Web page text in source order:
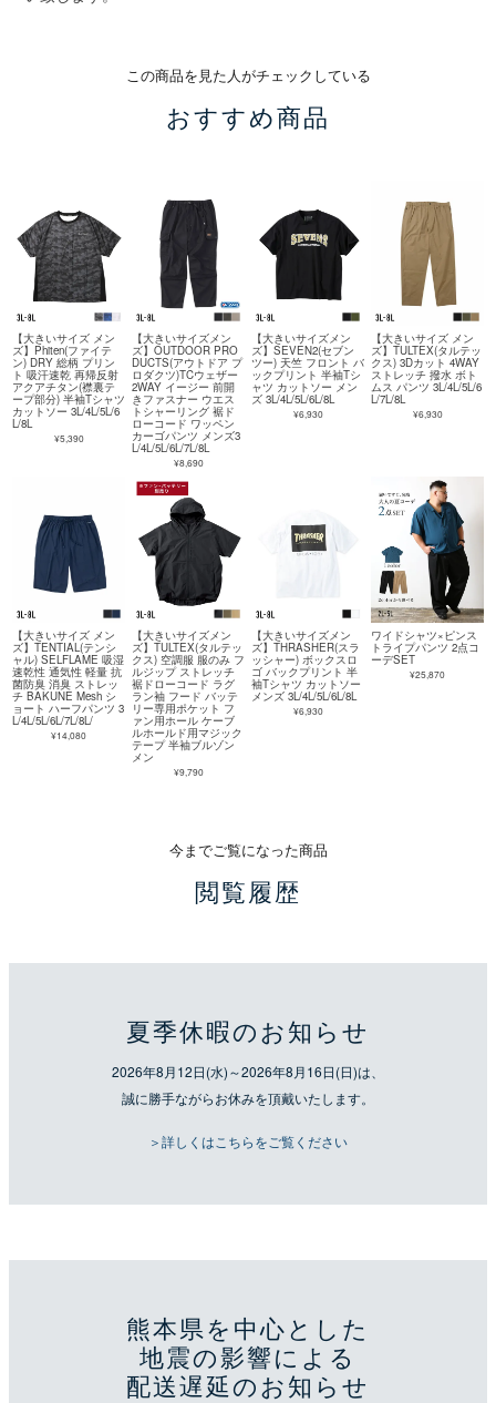
この商品を見た人がチェックしている
おすすめ商品
【大きいサイズ メン
ズ】Phiten(ファイテ
ン) DRY 総柄 プリン
ト 吸汗速乾 再帰反射
アクアチタン(襟裏テ
ープ部分) 半袖Tシャツ
カットソー 3L/4L/5L/6
L/8L
¥5,390
【大きいサイズメン
ズ】OUTDOOR PRO
DUCTS(アウトドア プ
ロダクツ)TCウェザー
2WAY イージー 前開
きファスナー ウエス
トシャーリング 裾ド
ローコード ワッペン
カーゴパンツ メンズ3
L/4L/5L/6L/7L/8L
¥8,690
【大きいサイズメン
ズ】SEVEN2(セブン
ツー) 天竺 フロント バ
ックプリント 半袖Tシ
ャツ カットソー メン
ズ 3L/4L/5L/6L/8L
¥6,930
【大きいサイズ メン
ズ】TULTEX(タルテッ
クス) 3Dカット 4WAY
ストレッチ 撥水 ボト
ムス パンツ 3L/4L/5L/6
L/7L/8L
¥6,930
【大きいサイズ メン
ズ】TENTIAL(テンシ
ャル) SELFLAME 吸湿
速乾性 通気性 軽量 抗
菌防臭 消臭 ストレッ
チ BAKUNE Mesh シ
ョート ハーフパンツ 3
L/4L/5L/6L/7L/8L/
¥14,080
【大きいサイズメン
ズ】TULTEX(タルテッ
クス) 空調服 服のみ フ
ルジップ ストレッチ
裾ドローコード ラグ
ラン袖 フード バッテ
リー専用ポケット フ
ァン用ホール ケーブ
ルホールド用マジック
テープ 半袖ブルゾン
メン
¥9,790
【大きいサイズメン
ズ】THRASHER(スラ
ッシャー) ボックスロ
ゴ バックプリント 半
袖Tシャツ カットソー
メンズ 3L/4L/5L/6L/8L
¥6,930
ワイドシャツ×ピンス
トライプパンツ 2点コ
ーデSET
¥25,870
今までご覧になった商品
閲覧履歴
夏季休暇のお知らせ
2026年8月12日(水)～2026年8月16日(日)は、
誠に勝手ながらお休みを頂戴いたします。
＞詳しくはこちらをご覧ください
熊本県を中心とした
地震の影響による
配送遅延のお知らせ